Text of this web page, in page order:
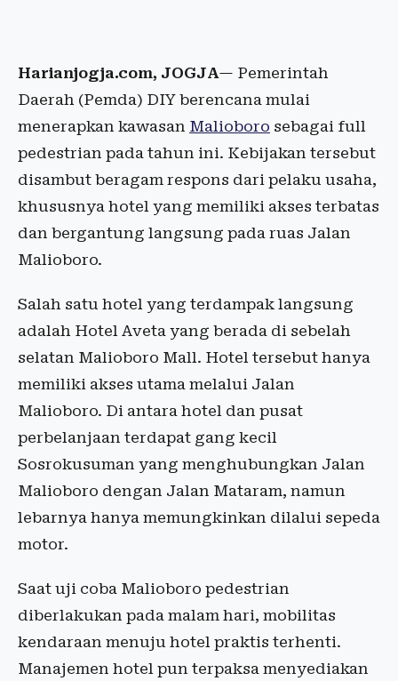
Harianjogja.com, JOGJA— Pemerintah
Daerah (Pemda) DIY berencana mulai
menerapkan kawasan Malioboro sebagai full
pedestrian pada tahun ini. Kebijakan tersebut
disambut beragam respons dari pelaku usaha,
khususnya hotel yang memiliki akses terbatas
dan bergantung langsung pada ruas Jalan
Malioboro.
Salah satu hotel yang terdampak langsung
adalah Hotel Aveta yang berada di sebelah
selatan Malioboro Mall. Hotel tersebut hanya
memiliki akses utama melalui Jalan
Malioboro. Di antara hotel dan pusat
perbelanjaan terdapat gang kecil
Sosrokusuman yang menghubungkan Jalan
Malioboro dengan Jalan Mataram, namun
lebarnya hanya memungkinkan dilalui sepeda
motor.
Saat uji coba Malioboro pedestrian
diberlakukan pada malam hari, mobilitas
kendaraan menuju hotel praktis terhenti.
Manajemen hotel pun terpaksa menyediakan